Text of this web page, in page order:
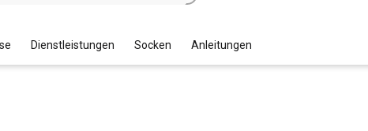
Dienstleistungen Socken Anleitungen